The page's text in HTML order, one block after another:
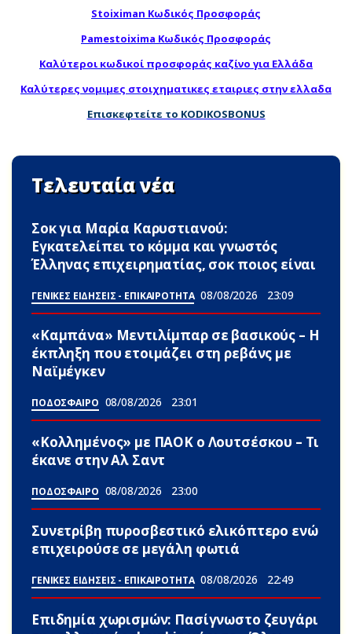
Stoiximan Κωδικός Προσφοράς
Pamestoixima Κωδικός Προσφοράς
Καλύτεροι κωδικοί προσφοράς καζίνο για Ελλάδα
Καλύτερες νομιμες στοιχηματικες εταιριες στην ελλαδα
Επισκεφτείτε το KODIKOSBONUS
Τελευταία νέα
Σoκ για Μαρία Καρυστιανού:
Εγκατελείπει το κόμμα και γνωστός
Έλληνας επιχειρηματίας, σoκ ποιος είναι
ΓΕΝΙΚΕΣ ΕΙΔΗΣΕΙΣ - ΕΠΙΚΑΙΡΟΤΗΤΑ 08/08/2026 23:09
«Καμπάνα» Μεντιλίμπαρ σε βασικούς – Η
έκπληξη που ετοιμάζει στη ρεβάνς με
Ναϊμέγκεν
ΠΟΔΟΣΦΑΙΡΟ 08/08/2026 23:01
«Κολλημένος» με ΠΑΟΚ ο Λουτσέσκου – Τι
έκανε στην Αλ Σαντ
ΠΟΔΟΣΦΑΙΡΟ 08/08/2026 23:00
Συνετρίβη πυροσβεστικό ελικόπτερο ενώ
επιχειρούσε σε μεγάλη φωτιά
ΓΕΝΙΚΕΣ ΕΙΔΗΣΕΙΣ - ΕΠΙΚΑΙΡΟΤΗΤΑ 08/08/2026 22:49
Επιδημία χωρισμών: Πασίγνωστο ζευγάρι